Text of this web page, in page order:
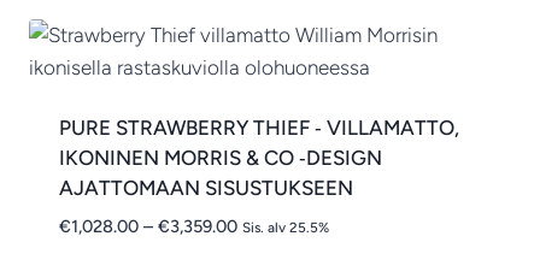
PURE STRAWBERRY THIEF ‑ VILLAMATTO,
IKONINEN MORRIS & CO ‑DESIGN
AJATTOMAAN SISUSTUKSEEN
€1,028.00 – €3,359.00Hintaluokka:
Sis. alv 25.5%